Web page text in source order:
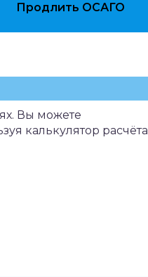
Продлить ОСАГО
Вы можете
калькулятор расчёта